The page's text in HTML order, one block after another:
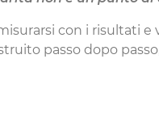
con i risultati
passo dopo